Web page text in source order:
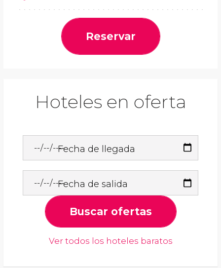
Reservar
Hoteles en oferta
Fecha de llegada
Fecha de salida
Buscar ofertas
Ver todos los hoteles baratos